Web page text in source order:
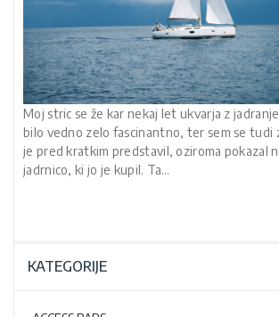
Moj stric se že kar nekaj let ukvarja z
bilo vedno zelo fascinantno, ter sem se tudi
je pred kratkim predstavil, oziroma pokazal
jadrnico, ki jo je kupil. Ta…
KATEGORIJE